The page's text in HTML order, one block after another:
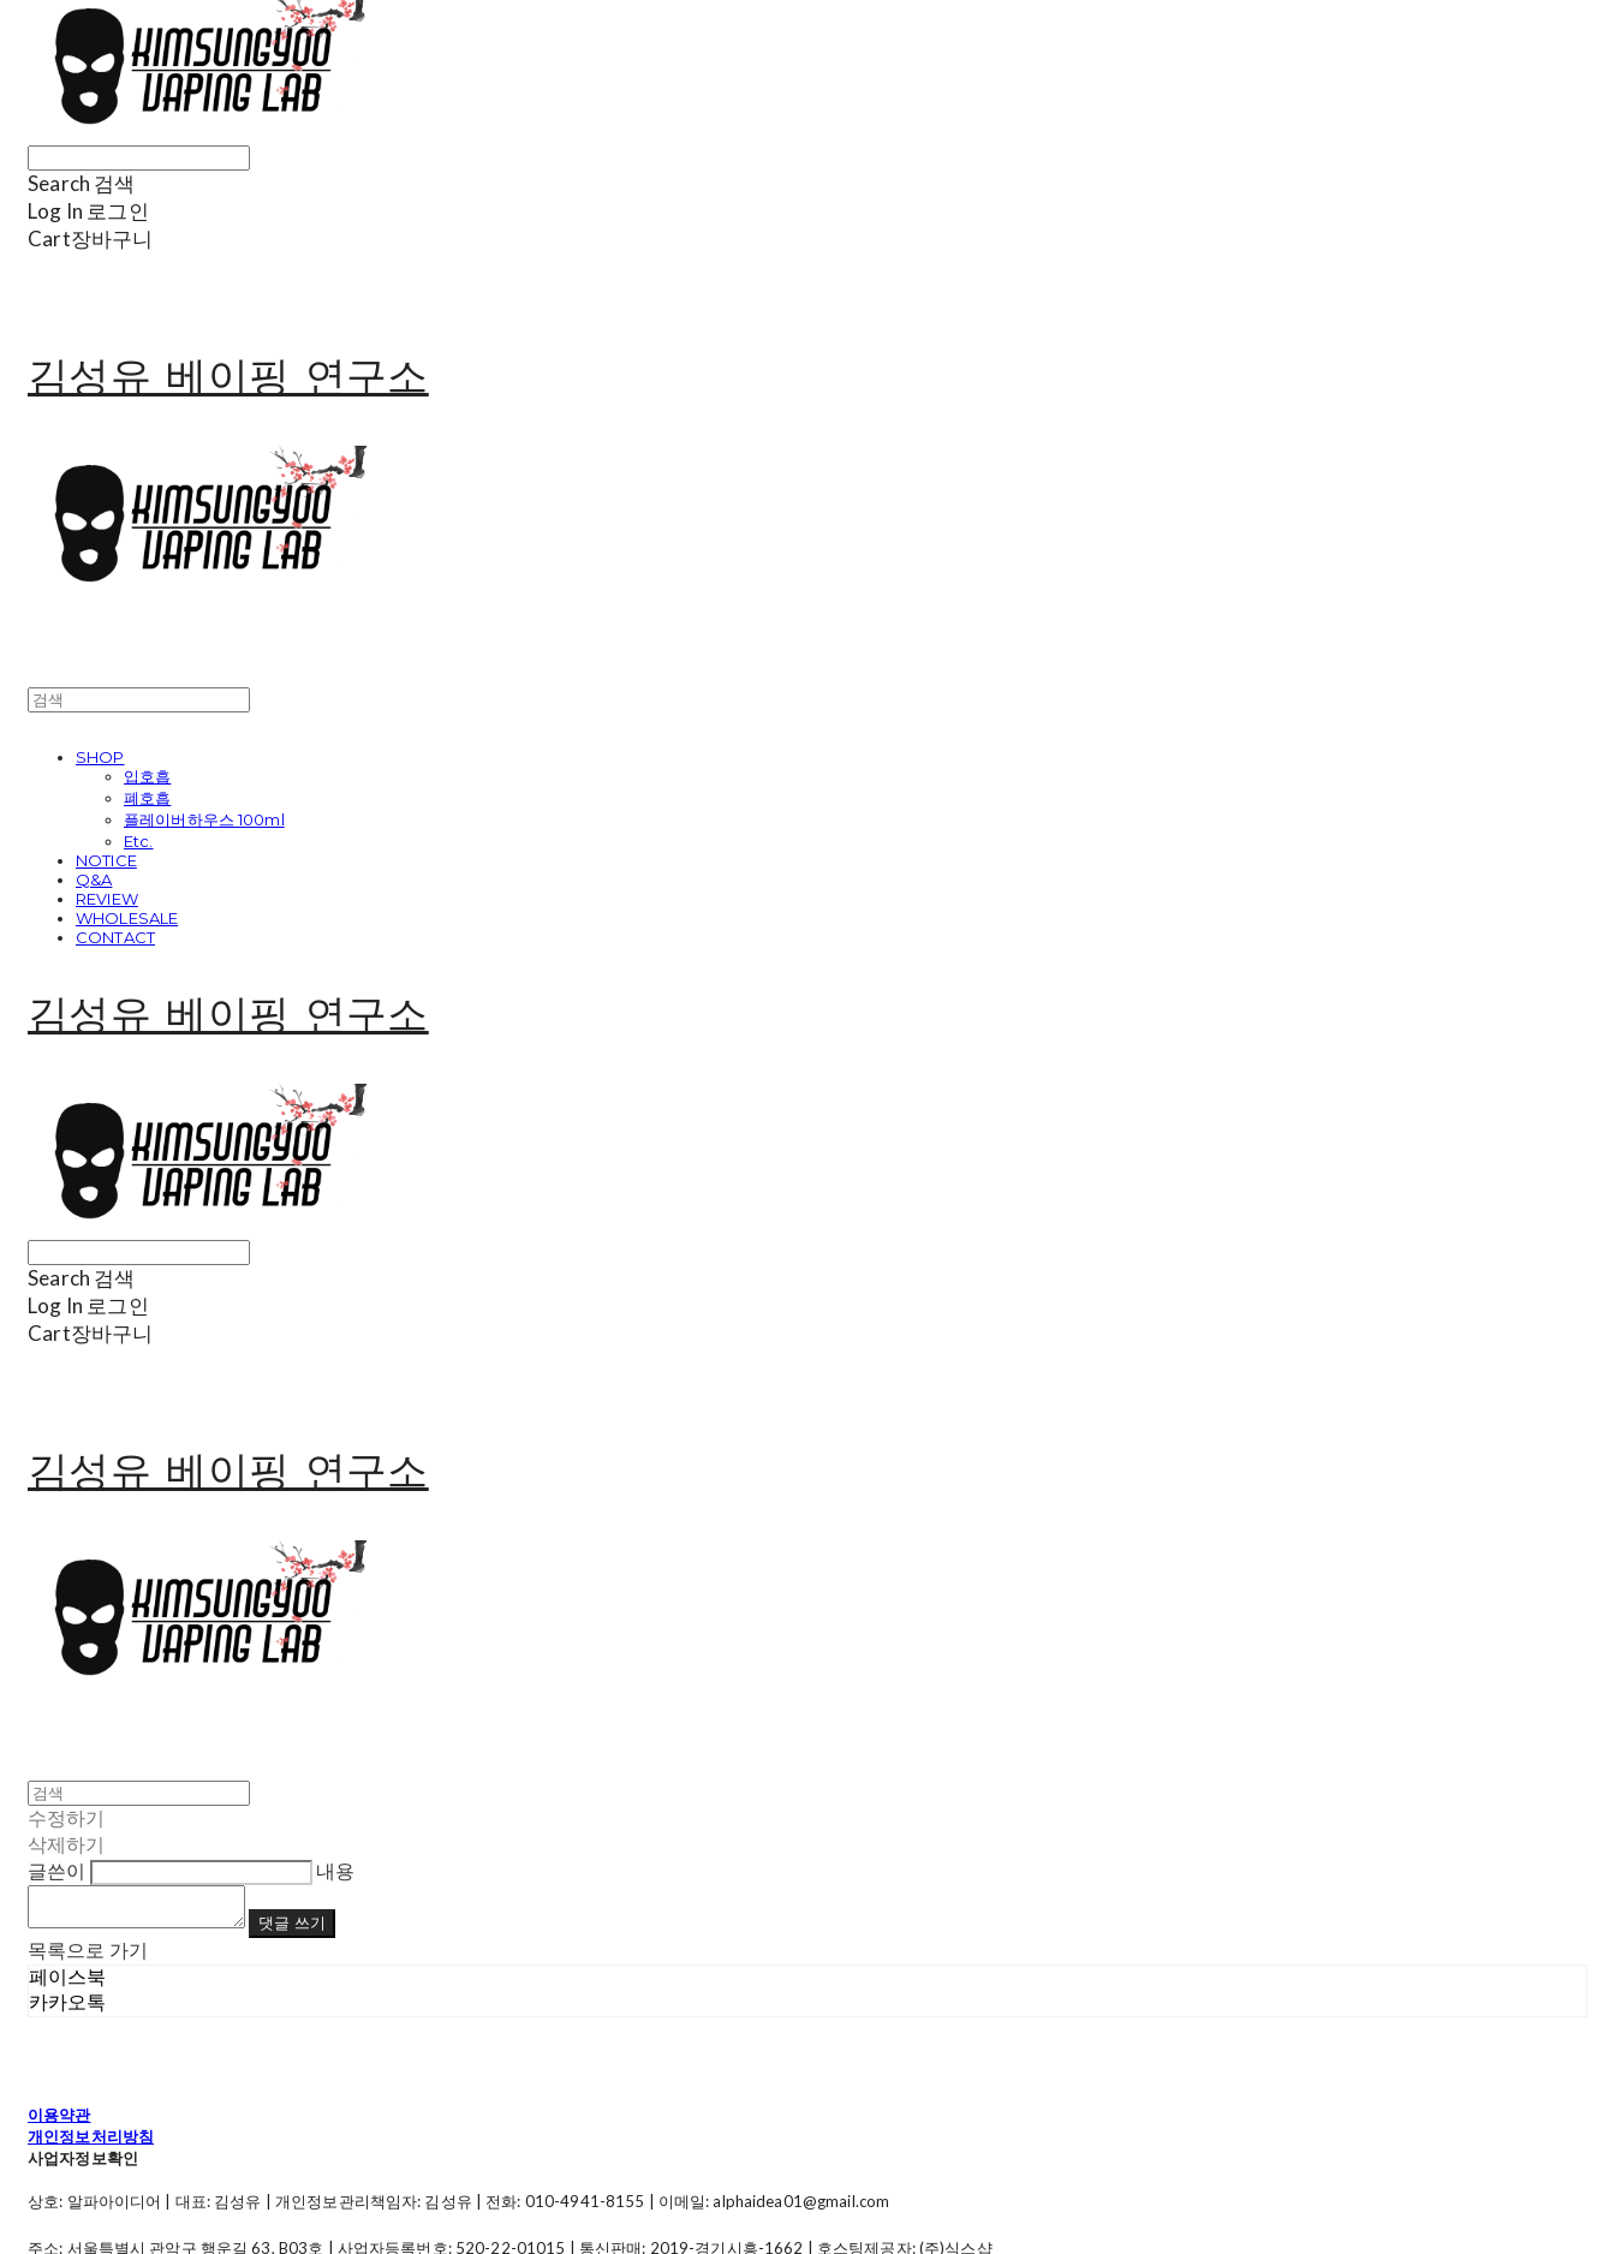
Search 검색
Log In 로그인
Cart장바구니
김성유 베이핑 연구소
SHOP
입호흡
폐호흡
플레이버하우스 100ml
Etc.
NOTICE
Q&A
REVIEW
WHOLESALE
CONTACT
김성유 베이핑 연구소
Search 검색
Log In 로그인
Cart장바구니
김성유 베이핑 연구소
수정하기
삭제하기
글쓴이
내용
댓글 쓰기
목록으로 가기
페이스북
카카오톡
이용약관
개인정보처리방침
사업자정보확인
상호: 알파아이디어 | 대표: 김성유 | 개인정보관리책임자: 김성유 | 전화: 010-4941-8155 | 이메일: alphaidea01@gmail.com
주소: 서울특별시 관악구 행운길 63, B03호 | 사업자등록번호: 520-22-01015 | 통신판매: 2019-경기시흥-1662 | 호스팅제공자: (주)식스샵